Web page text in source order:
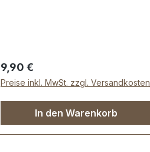
Regulärer Preis:
9,90 €
Preise inkl. MwSt. zzgl. Versandkosten
In den Warenkorb